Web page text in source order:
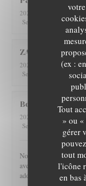
(ex :
Tout
» ou
gérer
tout
l'icône
en bas
2026-08-01
- 12:30 -
Service
Ambiance
ZAN
2026-07-29
- 19:00 -
Service
Ambiance
Benoît
2026-07-30
- 21:00 -
Service
Ambiance
Nous avons été très
avec des produits de
adoré.